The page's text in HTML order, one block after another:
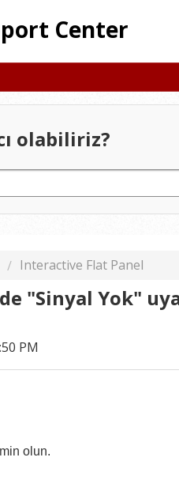
Center
olabiliriz?
Interactive Flat Panel
"Sinyal Yok"
PM
olun.